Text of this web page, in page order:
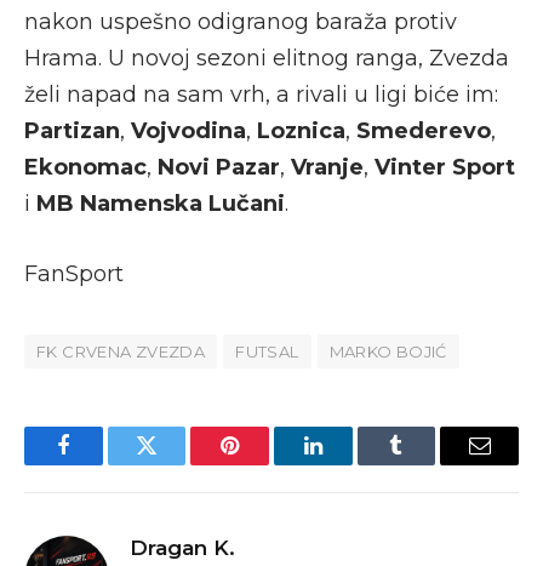
nakon uspešno odigranog baraža protiv
Hrama. U novoj sezoni elitnog ranga, Zvezda
želi napad na sam vrh, a rivali u ligi biće im:
Partizan, Vojvodina, Loznica, Smederevo,
Ekonomac, Novi Pazar, Vranje, Vinter Sport
i MB Namenska Lučani.
FanSport
FK CRVENA ZVEZDA FUTSAL MARKO BOJIĆ
FacebookTwitter Pinterest LinkedInTumblr Email
Dragan K.